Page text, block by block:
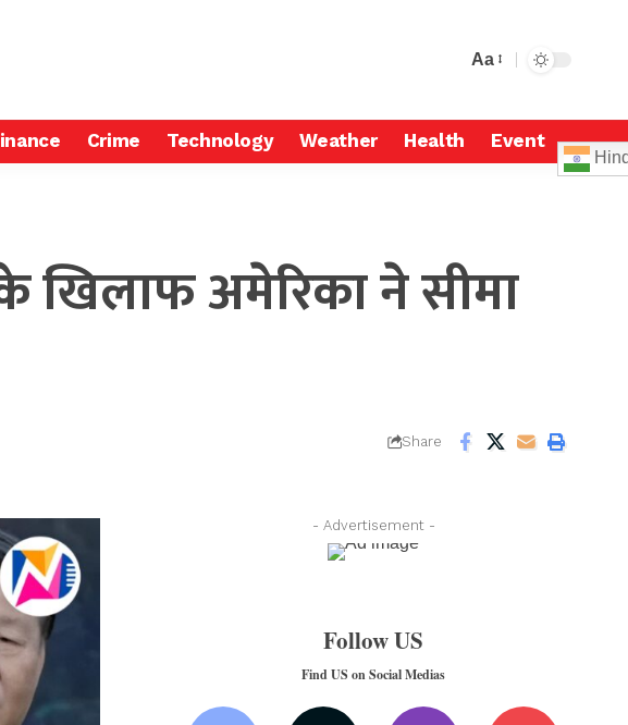
Aa
Crime Technology Weather Health Event
खिलाफ अमेरिका ने सीमा
Share
- Advertisement -
Follow US
Find US on Social Medias